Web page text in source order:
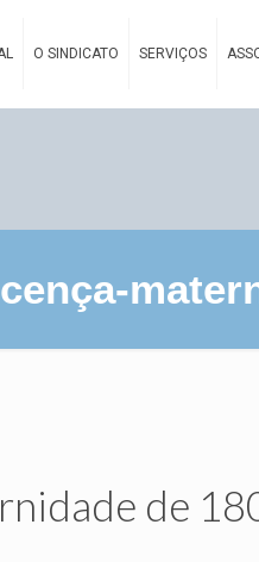
O SINDICATO SERVIÇOS
de